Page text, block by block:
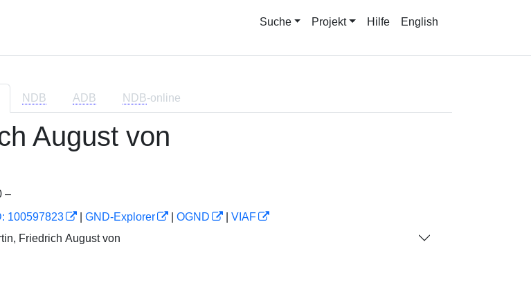
Suche Projekt Hilfe English
NDB ADB NDB-online
August von
–
100597823 GND-Explorer OGND
VIAF
Friedrich August von